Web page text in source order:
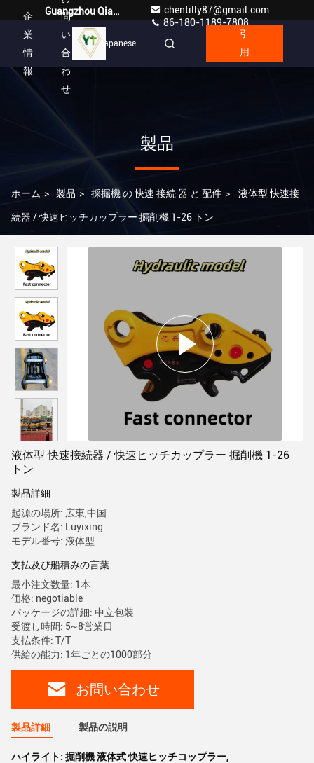
Guangzhou Qianyuan Construction Machinery Co,.LTD
chentilly87@gmail.com
86-180-1189-7808
企
業
情
報
問
い
合
わ
せ
Japanese
引
用
製品
ホーム > 製品 > 採掘機 の 快速 接続 器 と 配件 > 液体型 快速接
続器 / 快速ヒッチカップラー 掘削機 1-26 トン
液体型 快速接続器 / 快速ヒッチカップラー 掘削機 1-26
トン
製品詳細
起源の場所: 広東,中国
ブランド名: Luyixing
モデル番号: 液体型
支払及び船積みの言葉
最小注文数量: 1本
価格: negotiable
パッケージの詳細: 中立包装
受渡し時間: 5~8営業日
支払条件: T/T
供給の能力: 1年ごとの1000部分
お問い合わせ
製品詳細 製品の説明
ハイライト: 掘削機 液体式 快速ヒッチコップラー,